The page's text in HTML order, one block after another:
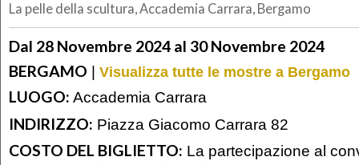
La pelle della scultura, Accademia Carrara, Bergamo
Dal 28 Novembre 2024 al 30 Novembre 2024
BERGAMO | Visualizza tutte le mostre a Bergamo
LUOGO: Accademia Carrara
INDIRIZZO: Piazza Giacomo Carrara 82
COSTO DEL BIGLIETTO: La partecipazione al